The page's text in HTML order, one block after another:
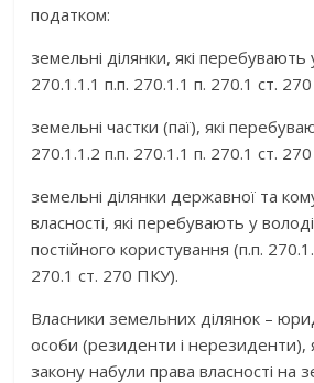
податком:
земельні ділянки, які перебувають
270.1.1.1 п.п. 270.1.1 п. 270.1 ст.
земельні частки (паї), які
270.1.1.2 п.п. 270.1.1 п. 270.1 ст.
земельні ділянки державної та
власності, які перебувають у
постійного користування (п.п.
270.1 ст. 270 ПКУ).
Власники земельних ділянок –
особи (резиденти і нерезиденти),
закону набули права власності на